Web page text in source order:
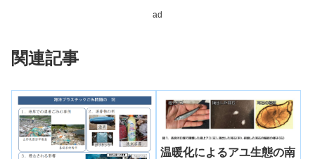
ad
関連記事
温暖化によるアユ生態の南